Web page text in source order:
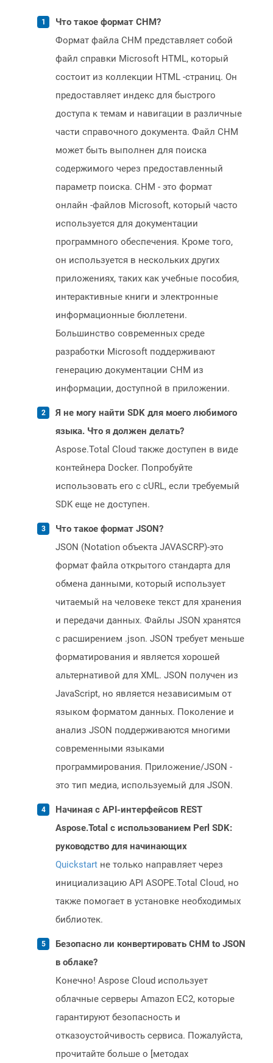
Что такое формат CHM?
Формат файла CHM представляет собой
файл справки Microsoft HTML, который
состоит из коллекции HTML -страниц. Он
предоставляет индекс для быстрого
доступа к темам и навигации в различные
части справочного документа. Файл CHM
может быть выполнен для поиска
содержимого через предоставленный
параметр поиска. CHM - это формат
онлайн -файлов Microsoft, который часто
используется для документации
программного обеспечения. Кроме того,
он используется в нескольких других
приложениях, таких как учебные пособия,
интерактивные книги и электронные
информационные бюллетени.
Большинство современных среде
разработки Microsoft поддерживают
генерацию документации CHM из
информации, доступной в приложении.
Я не могу найти SDK для моего любимого
языка. Что я должен делать?
Aspose.Total Cloud также доступен в виде
контейнера Docker. Попробуйте
использовать его с cURL, если требуемый
SDK еще не доступен.
Что такое формат JSON?
JSON (Notation объекта JAVASCRP)-это
формат файла открытого стандарта для
обмена данными, который использует
читаемый на человеке текст для хранения
и передачи данных. Файлы JSON хранятся
с расширением .json. JSON требует меньше
форматирования и является хорошей
альтернативой для XML. JSON получен из
JavaScript, но является независимым от
языком форматом данных. Поколение и
анализ JSON поддерживаются многими
современными языками
программирования. Приложение/JSON -
это тип медиа, используемый для JSON.
Начиная с API-интерфейсов REST
Aspose.Total с использованием Perl SDK:
руководство для начинающих
Quickstart не только направляет через
инициализацию API ASOPE.Total Cloud, но
также помогает в установке необходимых
библиотек.
Безопасно ли конвертировать CHM to JSON
в облаке?
Конечно! Aspose Cloud использует
облачные серверы Amazon EC2, которые
гарантируют безопасность и
отказоустойчивость сервиса. Пожалуйста,
прочитайте больше о [методах